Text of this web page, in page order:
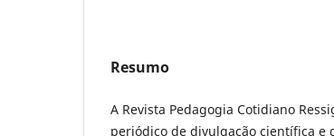
Resumo
A Revista Pedagogia Cotidiano
periódico de divulgação cientí­fica e